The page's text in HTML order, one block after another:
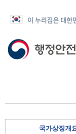
이 누리집은 대한
국가상징개